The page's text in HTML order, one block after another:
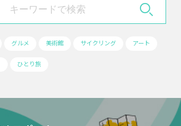
グルメ 美術館 サイクリング アート
ひとり旅